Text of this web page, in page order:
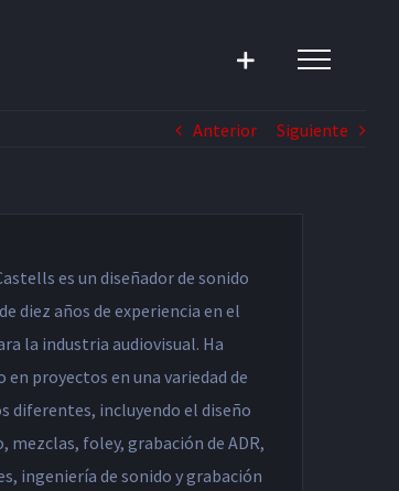
Anterior Siguiente
es un diseñador de sonido
diez años de experiencia en el
la industria audiovisual. Ha
en proyectos en una variedad de
diferentes, incluyendo el diseño
mezclas, foley, grabación de ADR,
ingeniería de sonido y grabación